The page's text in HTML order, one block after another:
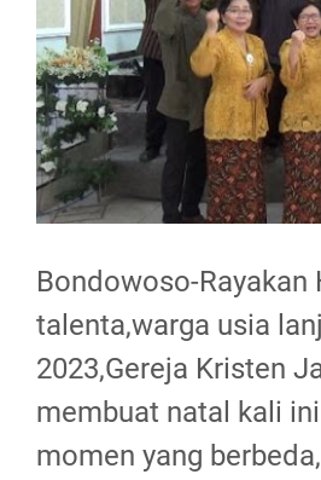
Bondowoso-
talenta,warga usia
2023,Gereja Kristen
membuat natal kali
momen yang